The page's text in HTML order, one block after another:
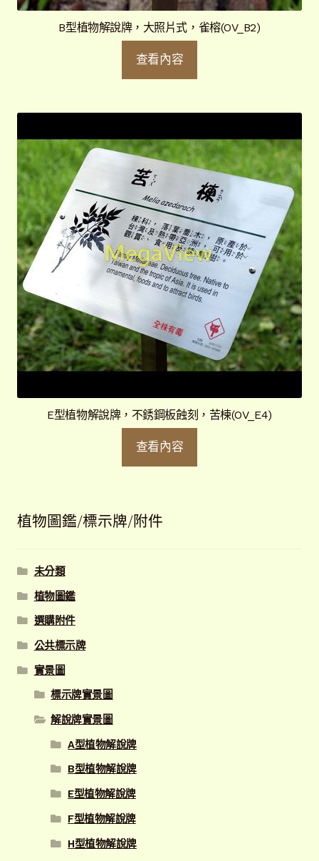
B型植物解說牌，大照片式，雀榕(OV_B2)
查看內容
E型植物解說牌，不銹鋼板蝕刻，苦楝(OV_E4)
查看內容
植物圖鑑/標示牌/附件
未分類
植物圖鑑
選購附件
公共標示牌
實景圖
標示牌實景圖
解說牌實景圖
A型植物解說牌
B型植物解說牌
E型植物解說牌
F型植物解說牌
H型植物解說牌